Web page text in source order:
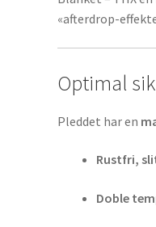
«afterdrop-
Optimal
Pleddet har en
Rustfri,
Doble